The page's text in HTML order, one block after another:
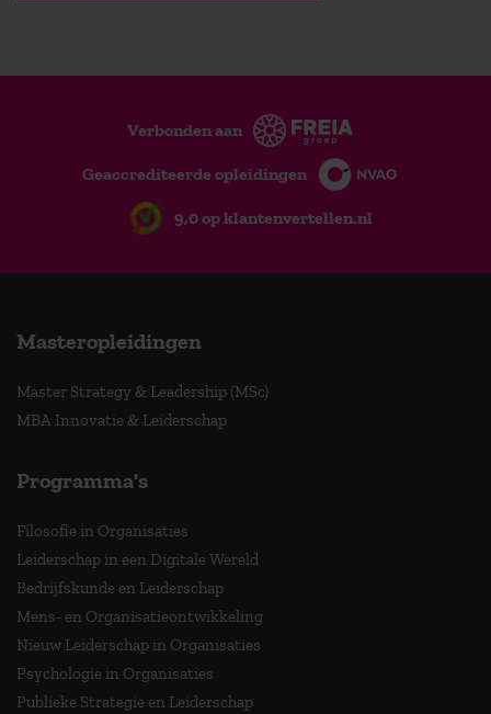
Verbonden aan
Geaccrediteerde opleidingen
9,0 op klantenvertellen.nl
Masteropleidingen
Master Strategy & Leadership (MSc)
MBA Innovatie & Leiderschap
Programma's
Filosofie in Organisaties
Leiderschap in een Digitale Wereld
Bedrijfskunde en Leiderschap
Mens- en Organisatieontwikkeling
Nieuw Leiderschap in Organisaties
Psychologie in Organisaties
Publieke Strategie en Leiderschap